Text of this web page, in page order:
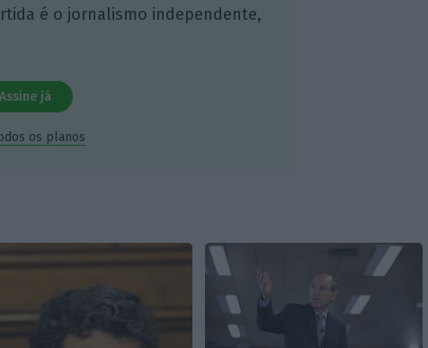
é o jornalismo independente,
Assine já
os planos